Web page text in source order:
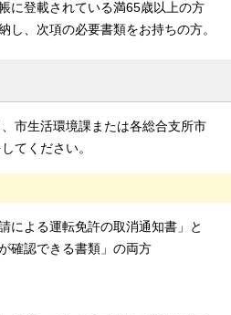
に登載されている満65歳以上の方
し、次項の必要書類をお持ちの方。
市生活環境課または各総合支所市
てください。
による運転免許の取消通知書」と
確認できる書類」の両方